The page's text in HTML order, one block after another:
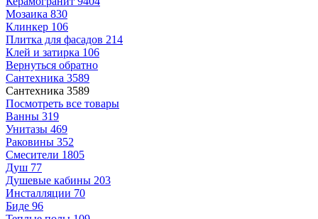
Мозаика 830
Клинкер 106
Плитка для фасадов 214
Клей и затирка 106
Вернуться обратно
Сантехника 3589
Сантехника 3589
Посмотреть все товары
Ванны 319
Унитазы 469
Раковины 352
Смесители 1805
Душ 77
Душевые кабины 203
Инсталляции 70
Биде 96